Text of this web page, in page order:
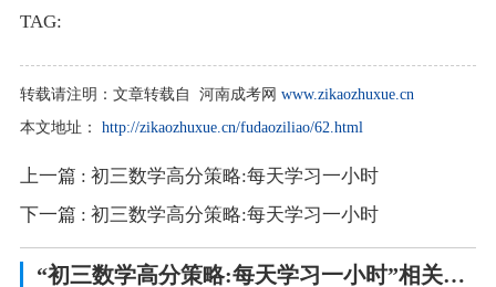
TAG:
转载请注明： 文章转载自 河南成考网 www.zikaozhuxue.cn
本文地址：
http://zikaozhuxue.cn/fudaoziliao/62.html
上一篇 : 初三数学高分策略:每天学习一小时
下一篇 : 初三数学高分策略:每天学习一小时
“初三数学高分策略:每天学习一小时”相关阅读